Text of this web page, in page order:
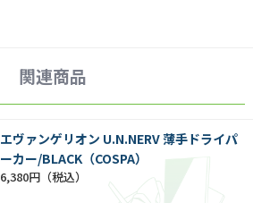
関連商品
エヴァンゲリオン U.N.NERV 薄手ドライパ
ーカー/BLACK（COSPA）
6,380円